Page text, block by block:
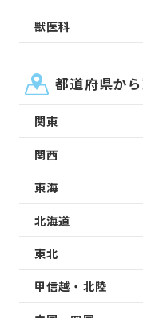
獣医科
都道府県か
関東
関西
東海
北海道
東北
甲信越・北陸